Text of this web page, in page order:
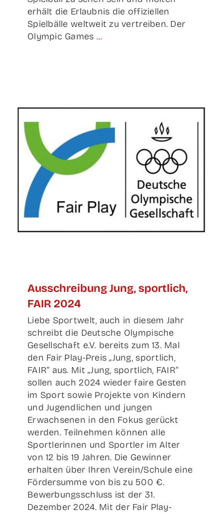
erhält die Erlaubnis die offiziellen
Spielbälle weltweit zu vertreiben. Der
Olympic Games ...
Aus­schrei­bung Jung, sport­lich,
FAIR 2024
Liebe Sportwelt, auch in diesem Jahr
schreibt die Deutsche Olympische
Gesellschaft e.V. bereits zum 13. Mal
den Fair Play-Preis „Jung, sportlich,
FAIR“ aus. Mit „Jung, sportlich, FAIR“
sollen auch 2024 wieder faire Gesten
im Sport sowie Projekte von Kindern
und Jugendlichen und jungen
Erwachsenen in den Fokus gerückt
werden. Teilnehmen können alle
Sportlerinnen und Sportler im Alter
von 12 bis 19 Jahren. Die Gewinner
erhalten über Ihren Verein/Schule eine
Fördersumme von bis zu 500 €.
Bewerbungsschluss ist der 31.
Dezember 2024. Mit der Fair Play-